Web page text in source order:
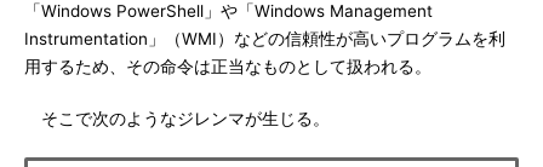
「Windows PowerShell」や「Windows Management
Instrumentation」（WMI）などの信頼性が高いプログラムを利
用するため、その命令は正当なものとして扱われる。
そこで次のようなジレンマが生じる。